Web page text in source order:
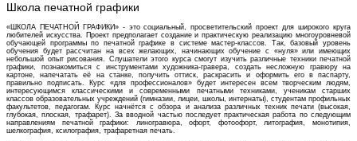
Школа печатной графики
«ШКОЛА ПЕЧАТНОЙ ГРАФИКИ» - это социальный, просветительский проект для широкого круга
любителей искусства. Проект предполагает создание и практическую реализацию многоуровневой
обучающей программы по печатной графике в системе мастер-классов. Так, базовый уровень
обучения будет рассчитан на всех желающих, начинающих обучение с «нуля» или имеющих
небольшой опыт рисования. Слушатели этого курса смогут изучить различные техники печатной
графики, познакомиться с инструментами художника-гравера, создать несложную гравюру на
картоне, напечатать её на станке, получить оттиск, раскрасить и оформить его в паспарту,
правильно подписать. Курс «для профессионалов» будет интересен всем творческим людям,
интересующимся классическими и современными печатными техниками, ученикам старших
классов образовательных учреждений (гимназии, лицеи, школы, интернаты), студентам профильных
факультетов, педагогам. Курс начнётся с обзора и анализа различных техник печати (высокая,
глубокая, плоская, трафарет). За вводной частью последует практическая работа по следующим
направлениям печатной графики: линогравюра, офорт, фотоофорт, литография, монотипия,
шелкография, ксилография, трафаретная печать.